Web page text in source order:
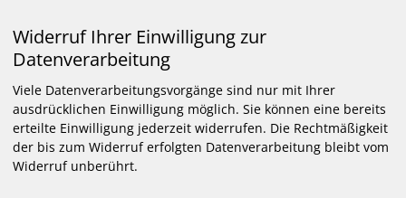
Widerruf Ihrer Einwilligung zur
Datenverarbeitung
Viele Datenverarbeitungsvorgänge sind nur mit Ihrer
ausdrücklichen Einwilligung möglich. Sie können eine bereits
erteilte Einwilligung jederzeit widerrufen. Die Rechtmäßigkeit
der bis zum Widerruf erfolgten Datenverarbeitung bleibt vom
Widerruf unberührt.